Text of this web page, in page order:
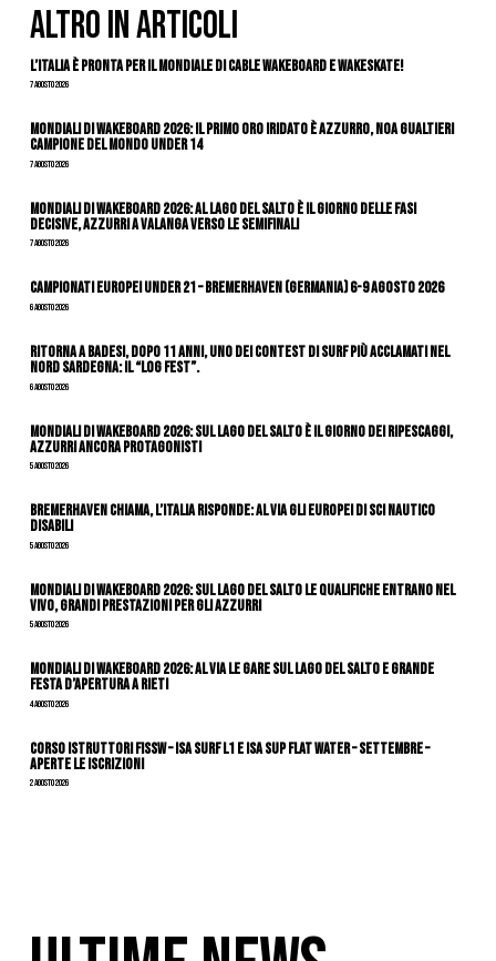
ALTRO IN ARTICOLI
L’Italia è pronta per il Mondiale di Cable Wakeboard e Wakeskate!
7 Agosto 2026
Mondiali di Wakeboard 2026: il primo oro iridato è azzurro, Noa Gualtieri
campione del mondo Under 14
7 Agosto 2026
Mondiali di Wakeboard 2026: al Lago del Salto è il giorno delle fasi
decisive, azzurri a valanga verso le semifinali
7 Agosto 2026
Campionati Europei Under 21 – Bremerhaven (Germania) 6-9 agosto 2026
6 Agosto 2026
Ritorna a Badesi, dopo 11 anni, uno dei contest di surf più acclamati nel
nord Sardegna: il “Log Fest”.
6 Agosto 2026
Mondiali di Wakeboard 2026: sul Lago del Salto è il giorno dei ripescaggi,
azzurri ancora protagonisti
5 Agosto 2026
Bremerhaven chiama, l’Italia risponde: al via gli Europei di Sci Nautico
Disabili
5 Agosto 2026
Mondiali di Wakeboard 2026: sul Lago del Salto le qualifiche entrano nel
vivo, grandi prestazioni per gli azzurri
5 Agosto 2026
Mondiali di Wakeboard 2026: al via le gare sul Lago del Salto e grande
festa d’apertura a Rieti
4 Agosto 2026
CORSO ISTRUTTORI FISSW – ISA SURF L1 e ISA SUP Flat Water – SETTEMBRE –
APERTE LE ISCRIZIONI
2 Agosto 2026